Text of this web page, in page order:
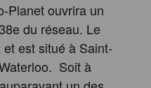
Planet ouvrira un
du réseau. Le
est situé à Saint-
Soit à